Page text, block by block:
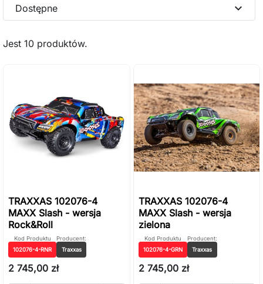
Jest 10 produktów.
Dostępne expand_more
TRAXXAS 102076-4
MAXX Slash - wersja
Rock&Roll
Kod Produktu
102076-4-RNR
Producent:
Traxxas
2 745,00 zł
TRAXXAS 102076-4
MAXX Slash - wersja
zielona
Kod Produktu
102076-4-GRN
Producent:
Traxxas
2 745,00 zł